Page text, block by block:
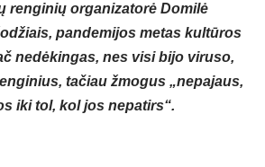
renginių organizatorė Domilė
pandemijos metas kultūros
nedėkingas, nes visi bijo viruso,
tačiau žmogus „nepajaus,
iki tol, kol jos nepatirs“.